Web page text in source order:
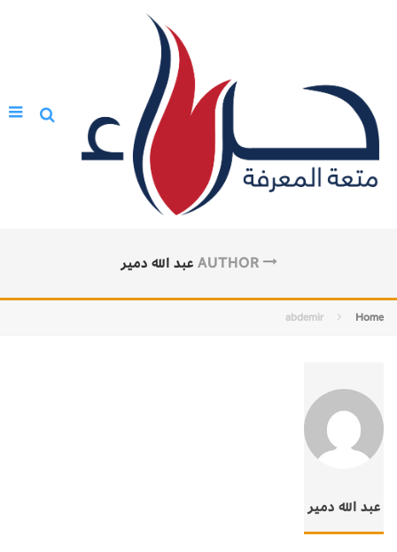
AUTHOR عبد الله دمير
Home
abdemir
عبد الله دمير